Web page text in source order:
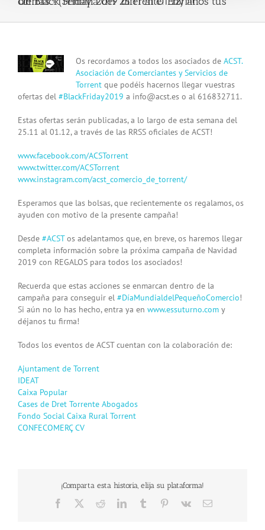
View
Larger
Os recordamos a todos los asociados de ACST.
Asociación de Comerciantes y Servicios de
Torrentque podéis hacernos llegar vuestras
ofertas del #BlackFriday2019 a info@acst.es o al 616832711.
Estas ofertas serán publicadas, a lo largo de esta semana del
25.11 al 01.12, a través de las RRSS oficiales de ACST!
www.facebook.com/ACSTorrent
www.twitter.com/ACSTorrent
www.instagram.com/acst_comercio_de_torrent/
Esperamos que las bolsas, que recientemente os regalamos, os
ayuden con motivo de la presente campaña!
Desde #ACSTos adelantamos que, en breve, os haremos llegar
completa información sobre la próxima campaña de Navidad
2019 con REGALOS para todos los asociados!
Recuerda que estas acciones se enmarcan dentro de la
campaña para conseguir el #DíaMundialdelPequeñoComercio!
Si aún no lo has hecho, entra ya en www.essuturno.com y
déjanos tu firma!
Todos los eventos de ACST cuentan con la colaboración de:
Ajuntament de Torrent
IDEAT
Caixa Popular
Cases de Dret Torrente Abogados
Fondo Social Caixa Rural Torrent
CONFECOMERÇ CV
¡Comparta esta historia, elija su plataforma!
Facebook RedditLinkedInTumblr Pinterest
Vk Email